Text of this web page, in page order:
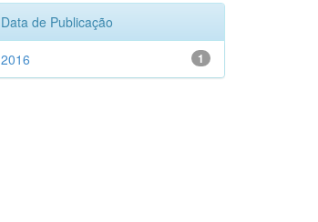
Data de Publicação
1
2016